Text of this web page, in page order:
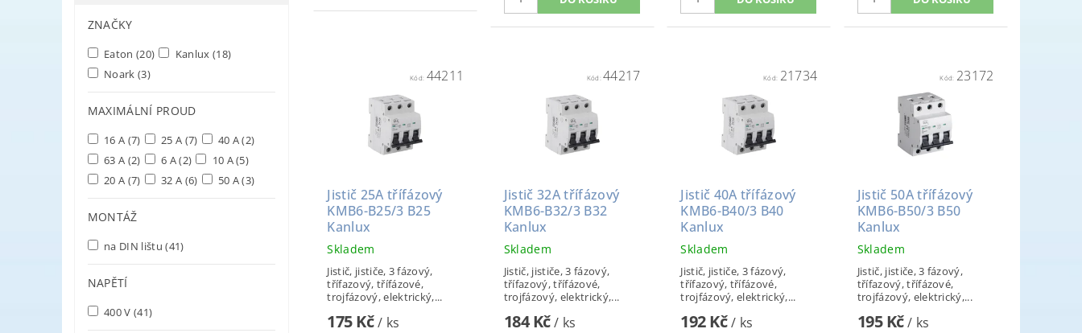
ZNAČKY
Eaton(20) Kanlux (18)
Noark(3)
MAXIMÁLNÍ PROUD
16 A (7) 25 A (7) 40 A(2)
63 A (2) 6 A(2) 10 A(5)
20 A (7) 32 A (6) 50 A(3)
MONTÁŽ
na DIN lištu(41)
NAPĚTÍ
400 V(41)
Kód: 44211
Jistič 25A třífázový
KMB6-B25/3 B25
Kanlux
Skladem
Jistič, jističe, 3 fázový,
třífazový, třífázové,
trojfázový, elektrický,...
175 Kč/ ks
Kód:44217
Jistič 32A třífázový
KMB6-B32/3 B32
Kanlux
Skladem
Jistič, jističe, 3 fázový,
třífazový, třífázové,
trojfázový, elektrický,...
184 Kč/ ks
Kód: 21734
Jistič 40A třífázový
KMB6-B40/3 B40
Kanlux
Skladem
Jistič, jističe, 3 fázový,
třífazový, třífázové,
trojfázový, elektrický,...
192 Kč/ ks
Kód: 23172
Jistič 50A třífázový
KMB6-B50/3 B50
Kanlux
Skladem
Jistič, jističe, 3 fázový,
třífazový, třífázové,
trojfázový, elektrický,...
195 Kč/ ks